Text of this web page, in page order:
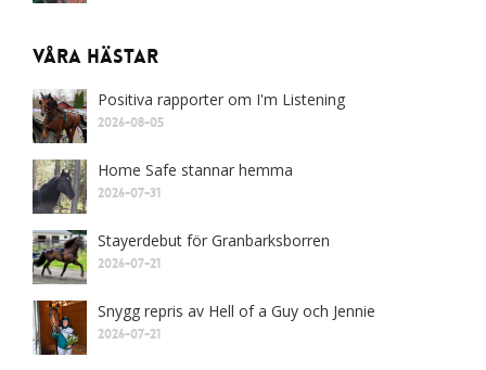
Våra Hästar
Positiva rapporter om I'm Listening
2026-08-05
Home Safe stannar hemma
2026-07-31
Stayerdebut för Granbarksborren
2026-07-21
Snygg repris av Hell of a Guy och Jennie
2026-07-21